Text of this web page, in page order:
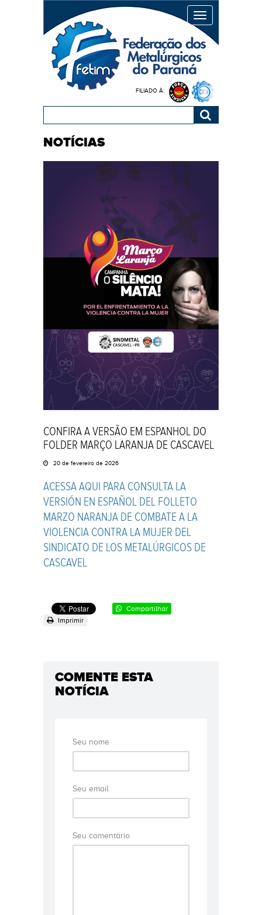
MENU
FILIADO À:
NOTÍCIAS
CONFIRA A VERSÃO EM ESPANHOL DO
FOLDER MARÇO LARANJA DE CASCAVEL
20 de fevereiro de 2026
ACESSA AQUI PARA CONSULTA LA
VERSIÓN EN ESPAÑOL DEL FOLLETO
MARZO NARANJA DE COMBATE A LA
VIOLENCIA CONTRA LA MUJER DEL
SINDICATO DE LOS METALÚRGICOS DE
CASCAVEL
Compartilhar
Imprimir
COMENTE ESTA
NOTÍCIA
Seu nome
Seu email
Seu comentário